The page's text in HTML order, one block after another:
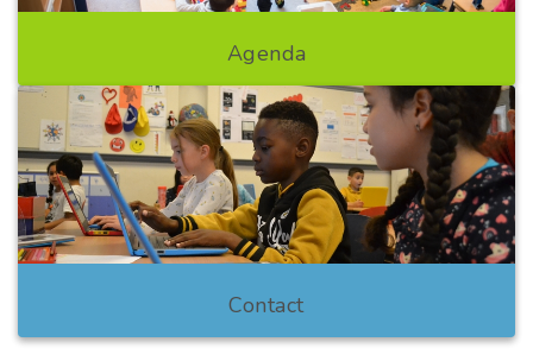
Agenda
Contact